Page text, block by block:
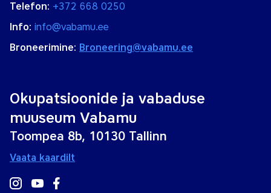
Telefon: +372 668 0250
Info: info@vabamu.ee
Broneerimine: Broneering@vabamu.ee
Okupatsioonide ja vabaduse
muuseum Vabamu
Toompea 8b, 10130 Tallinn
Vaata kaardilt